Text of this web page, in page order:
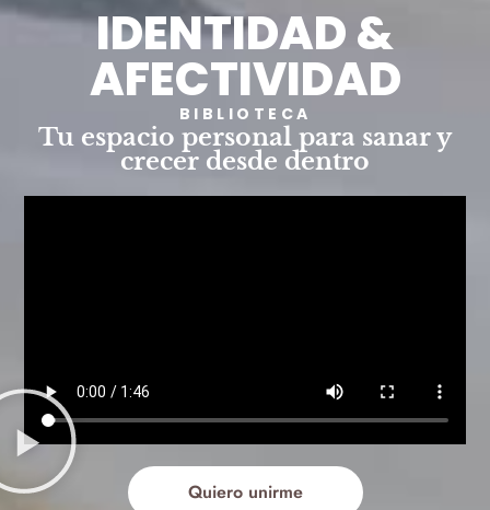
IDENTIDAD &
AFECTIVIDAD
BIBLIOTECA
Tu espacio personal para sanar y
crecer desde dentro
Quiero unirme